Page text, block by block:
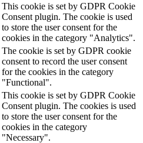
This cookie is set by GDPR Cookie
Consent plugin. The cookie is used
to store the user consent for the
cookies in the category "Analytics".
The cookie is set by GDPR cookie
consent to record the user consent
for the cookies in the category
"Functional".
This cookie is set by GDPR Cookie
Consent plugin. The cookies is used
to store the user consent for the
cookies in the category
"Necessary".